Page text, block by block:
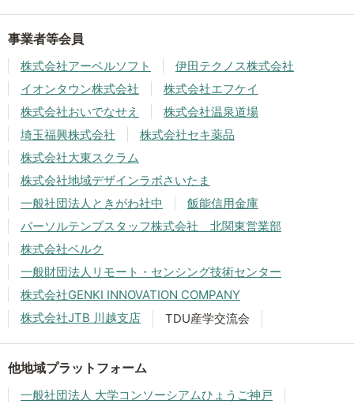
事業者等会員
株式会社アーベルソフト
伊田テクノス株式会社
イオンタウン株式会社
株式会社エフケイ
株式会社おいでなせえ
株式会社温泉道場
埼玉福興株式会社
株式会社セキ薬品
株式会社大東スクラム
株式会社地域デザインラボさいたま
一般社団法人ときがわ社中
飯能信用金庫
パーソルテンプスタッフ株式会社 北関東営業部
株式会社ベルク
一般財団法人リモート・センシング技術センター
株式会社GENKI INNOVATION COMPANY
株式会社JTB 川越支店
TDU産学交流会
他地域プラットフォーム
一般社団法人 大学コンソーシアムひょうご神戸